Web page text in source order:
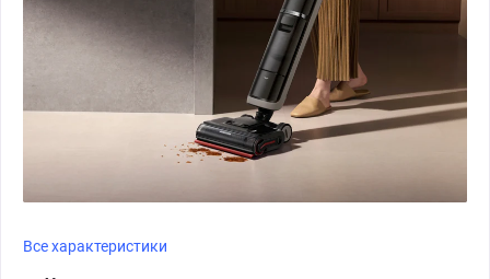
Все характеристики